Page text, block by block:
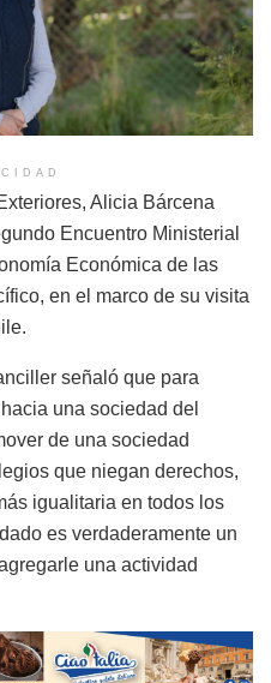
Alicia Bárcena
Encuentro Ministerial
Económica de las
en el marco de su visita
señaló que para
una sociedad del
de una sociedad
que niegan derechos,
igualitaria en todos los
es verdaderamente un
una actividad